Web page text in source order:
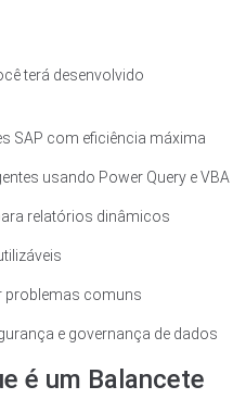
terá desenvolvido
SAP com eficiência máxima
usando Power Query e VBA
relatórios dinâmicos
problemas comuns
e governança de dados
é um Balancete